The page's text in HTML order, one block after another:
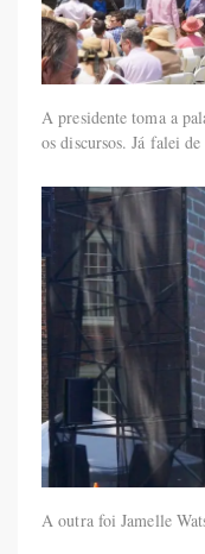
A presidente toma a
os discursos. Já falei
A outra foi Jamelle